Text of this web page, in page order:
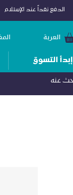
الدفع نقداً عند الإستلام
العربة
إبدأ التسوق